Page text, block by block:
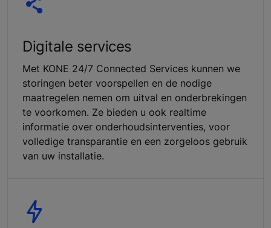
Digitale services
Met KONE 24/7 Connected Services kunnen we
storingen beter voorspellen en de nodige
maatregelen nemen om uitval en onderbrekingen
te voorkomen. Ze bieden u ook realtime
informatie over onderhoudsinterventies, voor
volledige transparantie en een zorgeloos gebruik
van uw installatie.